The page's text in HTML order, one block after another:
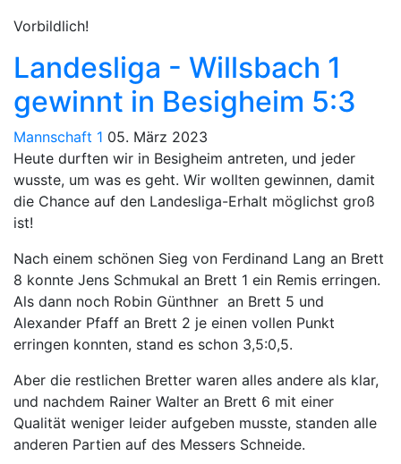
Vorbildlich!
Landesliga - Willsbach 1
gewinnt in Besigheim 5:3
Mannschaft 1 05. März 2023
Heute durften wir in Besigheim antreten, und jeder
wusste, um was es geht. Wir wollten gewinnen, damit
die Chance auf den Landesliga-Erhalt möglichst groß
ist!
Nach einem schönen Sieg von Ferdinand Lang an Brett
8 konnte Jens Schmukal an Brett 1 ein Remis erringen.
Als dann noch Robin Günthner an Brett 5 und
Alexander Pfaff an Brett 2 je einen vollen Punkt
erringen konnten, stand es schon 3,5:0,5.
Aber die restlichen Bretter waren alles andere als klar,
und nachdem Rainer Walter an Brett 6 mit einer
Qualität weniger leider aufgeben musste, standen alle
anderen Partien auf des Messers Schneide.